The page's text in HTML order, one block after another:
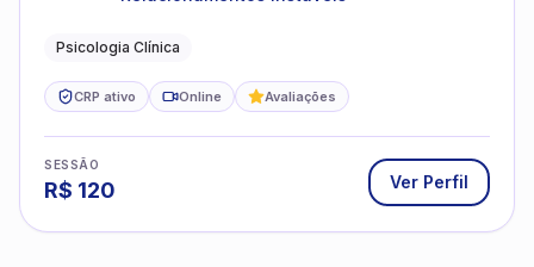
Psicologia Clínica
CRP ativo Online Avaliações
SESSÃO
R$ 120 Ver Perfil